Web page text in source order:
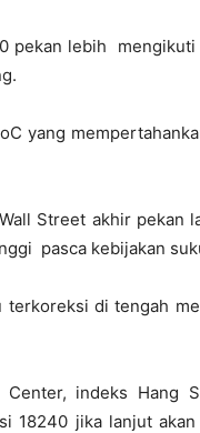
pekan lebih
yang
Street akhir pekan
pasca kebijakan
di tengah
indeks Hang
18240 jika lanjut